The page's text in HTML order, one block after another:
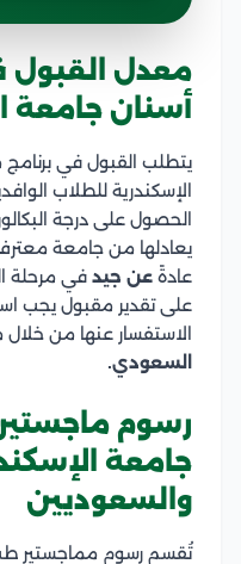
معدل
أسنان جامعة
يتطلب القبول في
الإسكندرية للطلاب
الحصول على درجة
يعادلها من جامعة
عادةً عن جيد في مرحلة
على تقدير مقبول يجب
الاستفسار عنها من خلال
السعودي.
رسوم
جامعة
والسعوديين
تُقسم رسوم مماجستير